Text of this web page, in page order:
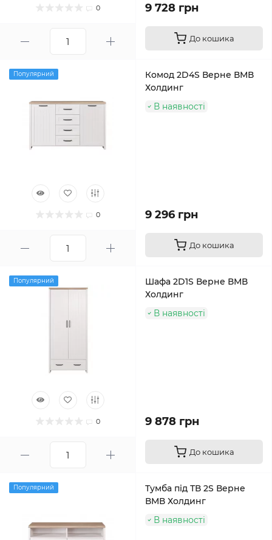
0 9 728 грн
До кошика
Популярний
0
Комод 2D4S Верне ВМВ
Холдинг
В наявності
9 296 грн
До кошика
Популярний
0
Шафа 2D1S Верне ВМВ
Холдинг
В наявності
9 878 грн
До кошика
Популярний
Тумба під ТВ 2S Верне
ВМВ Холдинг
В наявності